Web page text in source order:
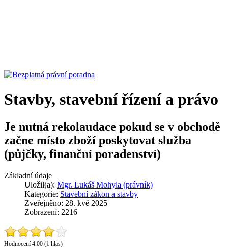
Stavby, stavební řízení a právo
Je nutná rekolaudace pokud se v obchodě
začne místo zboží poskytovat služba
(půjčky, finanční poradenství)
Základní údaje
Uložil(a): Mgr. Lukáš Mohyla (právník)
Kategorie: Stavební zákon a stavby
Zveřejněno: 28. kvě 2025
Zobrazení: 2216
Hodnocení 4.00 (1 hlas)